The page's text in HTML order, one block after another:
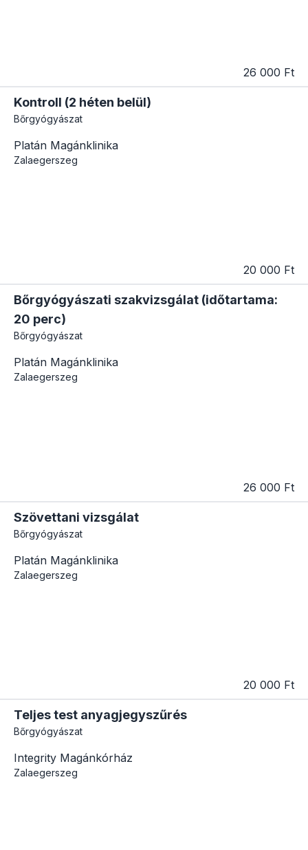
26 000 Ft
Kontroll (2 héten belül)
Bőrgyógyászat
Platán Magánklinika
Zalaegerszeg
20 000 Ft
Bőrgyógyászati szakvizsgálat (időtartama:
20 perc)
Bőrgyógyászat
Platán Magánklinika
Zalaegerszeg
26 000 Ft
Szövettani vizsgálat
Bőrgyógyászat
Platán Magánklinika
Zalaegerszeg
20 000 Ft
Teljes test anyagjegyszűrés
Bőrgyógyászat
Integrity Magánkórház
Zalaegerszeg